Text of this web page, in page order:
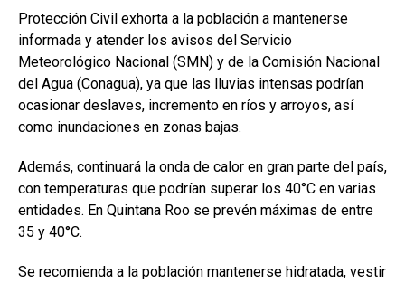
Protección Civil exhorta a la población a mantenerse
informada y atender los avisos del Servicio
Meteorológico Nacional (SMN) y de la Comisión Nacional
del Agua (Conagua), ya que las lluvias intensas podrían
ocasionar deslaves, incremento en ríos y arroyos, así
como inundaciones en zonas bajas.
Además, continuará la onda de calor en gran parte del país,
con temperaturas que podrían superar los 40°C en varias
entidades. En Quintana Roo se prevén máximas de entre
35 y 40°C.
Se recomienda a la población mantenerse hidratada, vestir